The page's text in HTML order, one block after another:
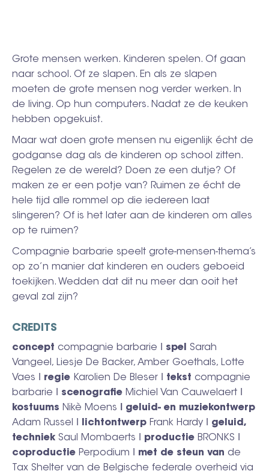
Grote mensen werken. Kinderen spelen. Of gaan
naar school. Of ze slapen. En als ze slapen
moeten de grote mensen nog verder werken. In
de living. Op hun computers. Nadat ze de keuken
hebben opgekuist.
Maar wat doen grote mensen nu eigenlijk écht de
godganse dag als de kinderen op school zitten.
Regelen ze de wereld? Doen ze een dutje? Of
maken ze er een potje van? Ruimen ze écht de
hele tijd alle rommel op die iedereen laat
slingeren? Of is het later aan de kinderen om alles
op te ruimen?
Compagnie barbarie speelt grote-mensen-thema’s
op zo’n manier dat kinderen en ouders geboeid
toekijken. Wedden dat dit nu meer dan ooit het
geval zal zijn?
CREDITS
concept compagnie barbarie ǀ spel Sarah
Vangeel, Liesje De Backer, Amber Goethals, Lotte
Vaes ǀ regie Karolien De Bleser ǀ tekst compagnie
barbarie ǀ scenografie Michiel Van Cauwelaert ǀ
kostuums Nikè Moens
ǀ geluid- en muziekontwerp
Adam Russel ǀ
lichtontwerp Frank Hardy ǀ geluid,
techniek Saul Mombaerts ǀ productie BRONKS ǀ
coproductie Perpodium ǀ met de steun van de
Tax Shelter van de Belgische federale overheid via